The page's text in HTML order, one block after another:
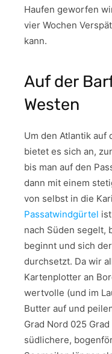
Haufen geworfen
vier Wochen
kann.
Auf der
Westen
Um den Atlantik
bietet es sich an,
bis man auf den
dann mit einem
von selbst in die
Passatwindgürtel
nach Süden segelt,
beginnt und sich
durchsetzt. Da wir
Kartenplotter an
wertvolle (und im
Butter auf und
Grad Nord 025
südlichere,